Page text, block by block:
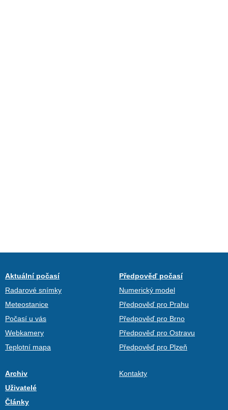
Aktuální počasí
Radarové snímky
Meteostanice
Počasí u vás
Webkamery
Teplotní mapa
Předpověď počasí
Numerický model
Předpověď pro Prahu
Předpověď pro Brno
Předpověď pro Ostravu
Předpověď pro Plzeň
Archiv
Uživatelé
Články
Kontakty